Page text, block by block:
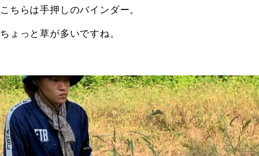
こちらは手押しのバインダー。
ちょっと草が多いですね。